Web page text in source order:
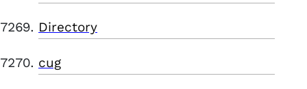
Directory
cug